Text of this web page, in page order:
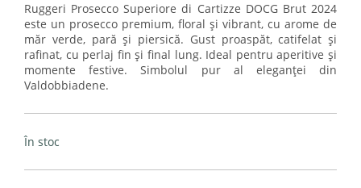
Ruggeri Prosecco Superiore di Cartizze DOCG Brut 2024
este un prosecco premium, floral și vibrant, cu arome de
măr verde, pară și piersică. Gust proaspăt, catifelat și
rafinat, cu perlaj fin și final lung. Ideal pentru aperitive și
momente festive. Simbolul pur al eleganței din
Valdobbiadene.
În stoc